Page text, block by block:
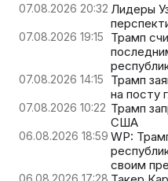
07.08.2026 20:32 Лидеры
07.08.2026 19:15
Трамп
07.08.2026 14:15
Трамп
на посту
07.08.2026 10:22 Трамп
США
06.08.2026 18:59 WP:
своим
06.08.2026 17:28